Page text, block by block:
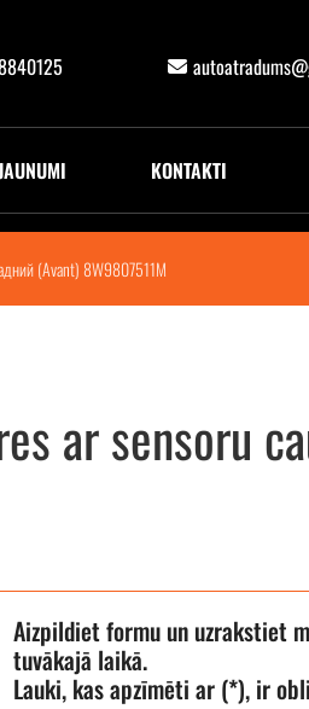
KONTAKTI
(Avant) 8W9807511M
ar sensoru
Aizpildiet formu un uzrakstiet
tuvākajā laikā.
Lauki, kas apzīmēti ar (*), ir